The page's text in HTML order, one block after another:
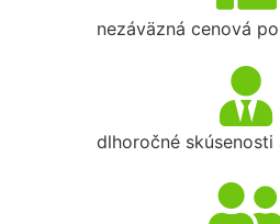
nezáväzná cenová
dlhoročné skúsenosti